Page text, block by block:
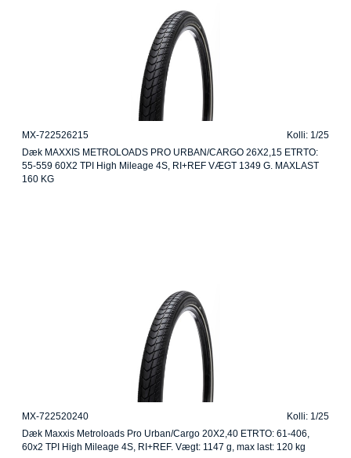
MX-722526215
Kolli: 1/25
Dæk MAXXIS METROLOADS PRO URBAN/CARGO 26X2,15 ETRTO:
55-559 60X2 TPI High Mileage 4S, RI+REF VÆGT 1349 G. MAXLAST
160 KG
MX-722520240
Kolli: 1/25
Dæk Maxxis Metroloads Pro Urban/Cargo 20X2,40 ETRTO: 61-406,
60x2 TPI High Mileage 4S, RI+REF. Vægt: 1147 g, max last: 120 kg